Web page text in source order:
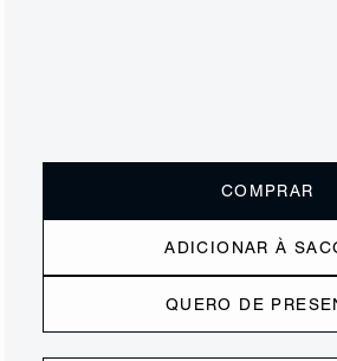
COMPRAR
ADICIONAR À
QUERO DE